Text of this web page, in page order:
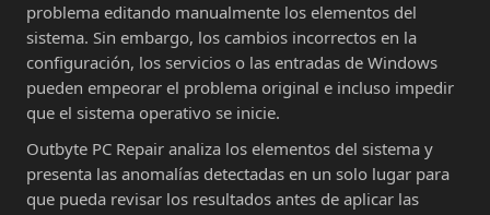
problema editando manualmente los elementos del
sistema. Sin embargo, los cambios incorrectos en la
configuración, los servicios o las entradas de Windows
pueden empeorar el problema original e incluso impedir
que el sistema operativo se inicie.
Outbyte PC Repair analiza los elementos del sistema y
presenta las anomalías detectadas en un solo lugar para
que pueda revisar los resultados antes de aplicar las